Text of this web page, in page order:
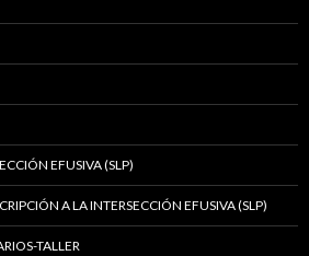
EFUSIVA (SLP)
A LA INTERSECCIÓN EFUSIVA (SLP)
TALLER